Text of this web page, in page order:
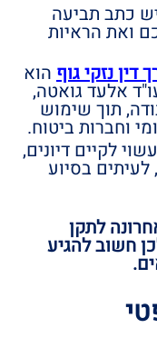
כתב תביעה
ואת הראיות
דין נזקי גוף הוא
אלעד גואטה,
תוך שימוש
וחברות ביטוח.
לקיים דיונים,
בסיוע
לתקן
חשוב להגיע